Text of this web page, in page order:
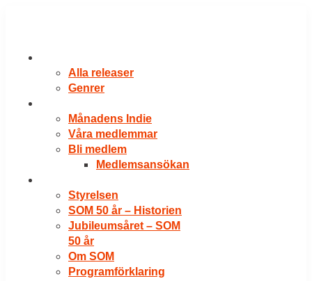
Alla releaser
Genrer
Månadens Indie
Våra medlemmar
Bli medlem
Medlemsansökan
Styrelsen
SOM 50 år – Historien
Jubileumsåret – SOM
50 år
Om SOM
Programförklaring